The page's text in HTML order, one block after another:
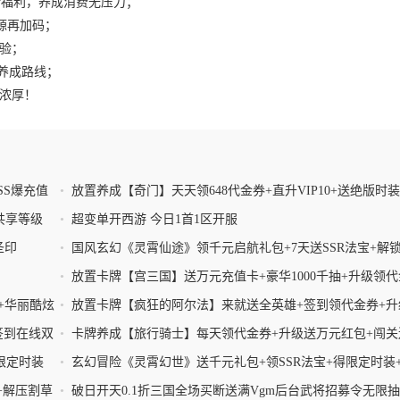
加码；
；
成路线；
厚！
爆充值 • 放置养成【奇门】天天领648代金券+直升VIP10+送绝版时
送500万元宝
享等级 • 超变单开西游 今日1首1区开服
印 •
国风玄幻《灵霄仙途》领千元启航礼包+7天送SSR法宝+解
定时装+兑万能碎片
• 放置卡牌【宫三国】送万元充值卡+豪华1000千抽+升级领
+签到得无双武将
华丽酷炫 • 放置卡牌【疯狂的阿尔法】来就送全英雄+签到领代金券+升
动送代币+豪送海量福利
在线双 • 卡牌养成【旅行骑士】每天领代金券+升级送万元红包+闯
抽+0.1折买断
定时装 • 玄幻冒险《灵霄幻世》送千元礼包+领SSR法宝+得限定时装
能法宝碎片
压割草 • 破日开天0.1折三国全场买断送满Vgm后台武将招募令无限